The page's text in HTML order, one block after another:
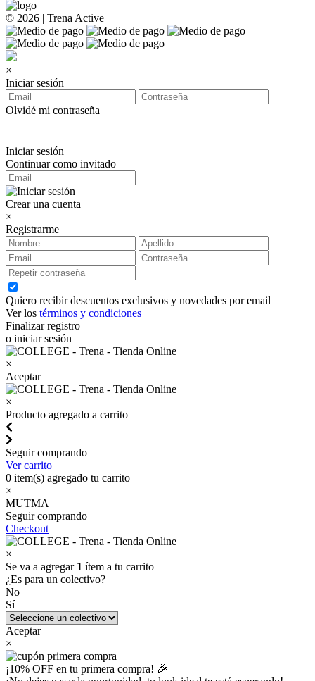
© 2026 | Trena Active
×
Iniciar sesión
Olvidé mi contraseña
Iniciar sesión
Continuar como invitado
Crear una cuenta
×
Registrarme
Quiero recibir descuentos exclusivos y novedades por email
Ver los términos y condiciones
Finalizar registro
o iniciar sesión
×
Aceptar
×
Producto agregado a carrito
Seguir comprando
Ver carrito
0 item(s) agregado tu carrito
×
MUTMA
Seguir comprando
Checkout
×
Se va a agregar 1 ítem a tu carrito
¿Es para un colectivo?
No
Sí
Aceptar
×
¡10% OFF en tu primera compra! 🎉